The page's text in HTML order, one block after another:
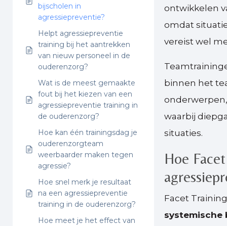
bijscholen in
agressiepreventie?
Helpt agressiepreventie
training bij het aantrekken
van nieuw personeel in de
ouderenzorg?
Wat is de meest gemaakte
fout bij het kiezen van een
agressiepreventie training in
de ouderenzorg?
Hoe kan één trainingsdag je
ouderenzorgteam
weerbaarder maken tegen
agressie?
Hoe snel merk je resultaat
na een agressiepreventie
training in de ouderenzorg?
Hoe meet je het effect van
ontwikkelen
omdat
vereist wel
binnen het
waarbij
situaties.
Hoe
Facet
systemische